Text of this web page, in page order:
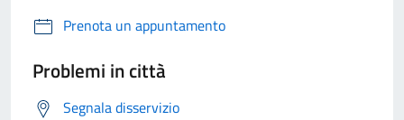
Prenota un appuntamento
Problemi in città
Segnala disservizio